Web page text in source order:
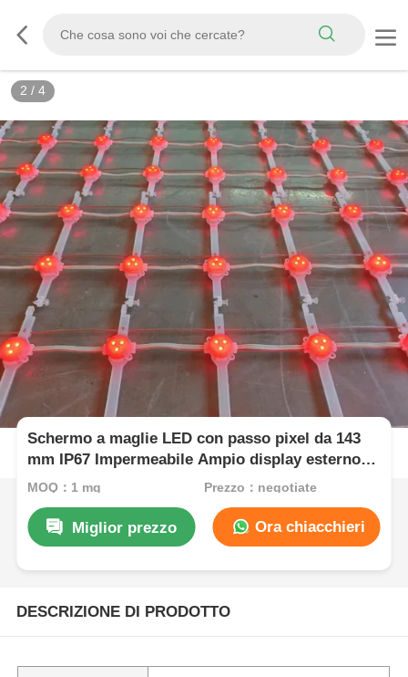
2 / 4
Schermo a maglie LED con passo pixel da 143
mm IP67 Impermeabile Ampio display esterno
per progetti di turismo culturale con visione
MOQ：1 mq Prezzo：negotiate
Miglior prezzo Ora chiacchieri
DESCRIZIONE DI PRODOTTO